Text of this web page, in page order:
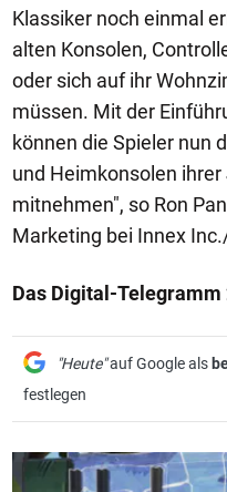
Klassiker noch einmal
alten Konsolen,
oder sich auf ihr
müssen. Mit der
können die Spieler nun
und Heimkonsolen
mitnehmen", so Ron
Marketing bei Innex
Das Digital-Telegramm
"Heute"auf Google als
festlegen
1/50